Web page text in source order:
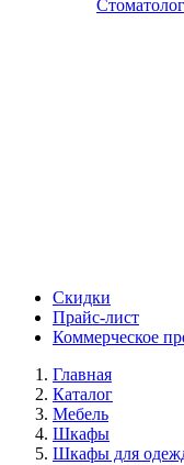
Скидки
Прайс-лист
Коммерческое
Главная
Каталог
Мебель
Шкафы
Шкафы для